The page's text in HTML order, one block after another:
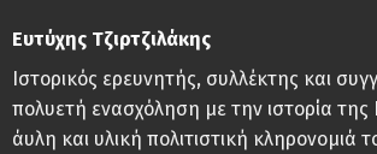
Ευτύχης Τζιρτζιλάκης
Ιστορικός ερευνητής, συλλέκτης και
πολυετή ενασχόληση με την ιστορία
άυλη και υλική πολιτιστική κληρονομιά